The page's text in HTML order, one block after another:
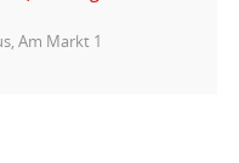
Am Markt 1